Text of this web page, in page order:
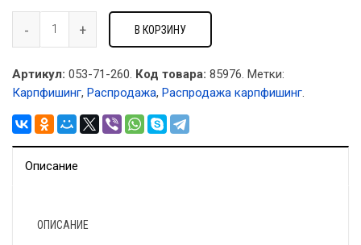
В КОРЗИНУ
Артикул: 053-71-260. Код товара: 85976. Метки:
Карпфишинг, Распродажа, Распродажа карпфишинг.
Описание
ОПИСАНИЕ